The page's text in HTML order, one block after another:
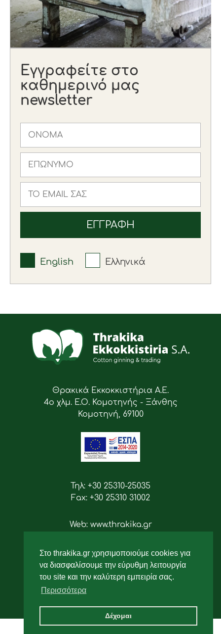
Στο thrakika.gr χρησιμοποιούμε cookies για
να διασφαλίσουμε την εύρυθμη λειτουργία
του site και την καλύτερη εμπειρία σας.
Περισσότερα
Δέχομαι
Εγγραφείτε στο
καθημερινό μας
newsletter
English Ελληνικά
Θρακικά Εκκοκκιστήρια Α.Ε.
4ο χλμ. Ε.Ο. Κομοτηνής - Ξάνθης
Κομοτηνή, 69100
Τηλ: +30 25310-25035
Fax: +30 25310 31002
Web: www.thrakika.gr
Ακολουθήστε μας